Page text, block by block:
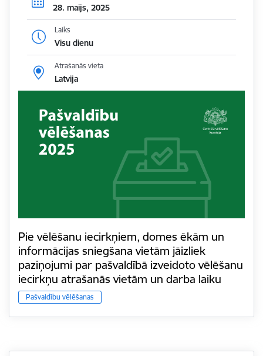
28. maijs, 2025
Laiks
Visu dienu
Atrašanās vieta
Latvija
Pie vēlēšanu iecirkņiem, domes ēkām un
informācijas sniegšana vietām jāizliek
paziņojumi par pašvaldībā izveidoto vēlēšanu
iecirkņu atrašanās vietām un darba laiku
Pašvaldību vēlēšanas